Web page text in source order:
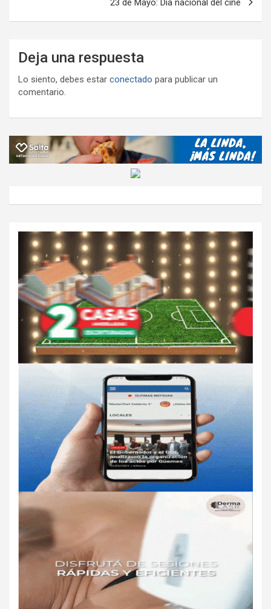
23 de Mayo: Día nacional del cine
Deja una respuesta
Lo siento, debes estar conectado para publicar un
comentario.